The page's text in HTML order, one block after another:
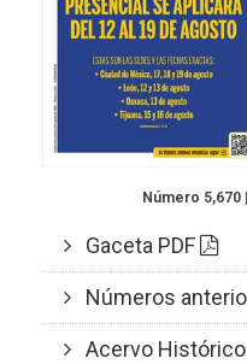
Número 5,670
Gaceta PDF
Números
Acervo Histórico